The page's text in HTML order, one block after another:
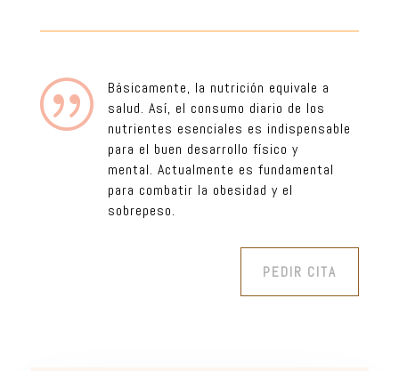
|
Básicamente, la nutrición equivale a
salud. Así, el consumo diario de los
nutrientes esenciales es indispensable
para el buen desarrollo físico y
mental. Actualmente es fundamental
para combatir la obesidad y el
sobrepeso.
PEDIR CITA